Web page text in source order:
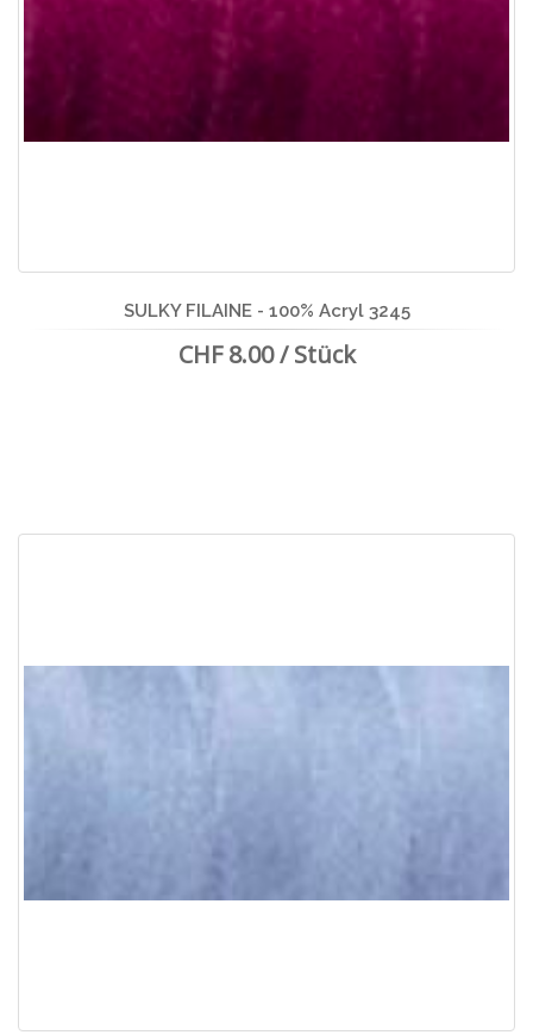
SULKY FILAINE - 100% Acryl 3245
CHF 8.00 / Stück